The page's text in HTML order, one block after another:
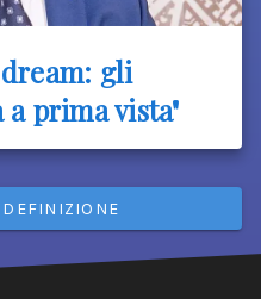
gli
prima vista"
DEFINIZIONE